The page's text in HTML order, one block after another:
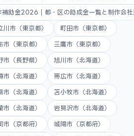
補助金2026｜都・区の助成金一覧と制作会
川市（東京都） 町田市（東京都）
市（東京都） 三鷹市（東京都）
市（長野県） 旭川市（北海道）
市（北海道） 帯広市（北海道）
市（北海道） 苫小牧市（北海道）
市（北海道） 岩見沢市（北海道）
市（京都府） 城陽市（京都府）